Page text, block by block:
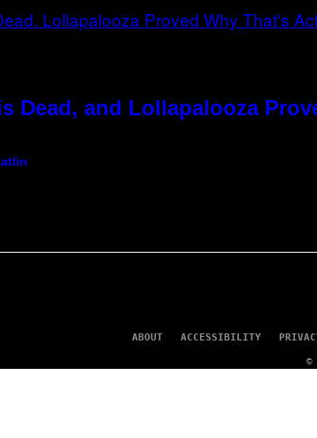
Dead, and Lollapalooza
ABOUT ACCESSIBILITY
©